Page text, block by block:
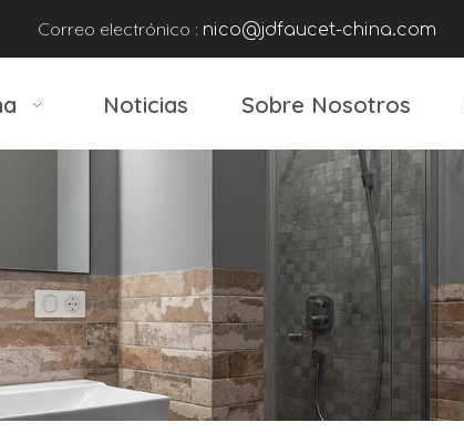
Correo electrónico : nico@jdfaucet-china.com
Noticias Sobre Nosotros